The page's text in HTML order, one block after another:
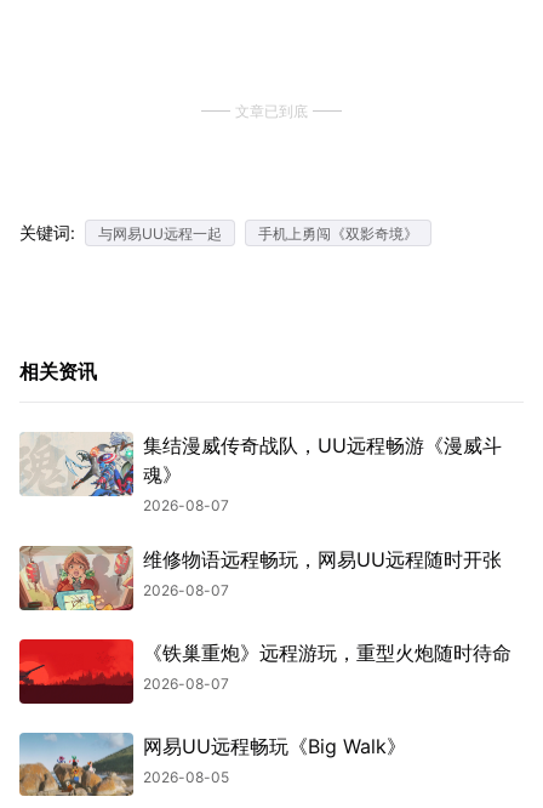
文章已到底
关键词: 与网易UU远程一起 手机上勇闯《双影奇境》
相关资讯
集结漫威传奇战队，UU远程畅游《漫威斗
魂》
2026-08-07
维修物语远程畅玩，网易UU远程随时开张
2026-08-07
《铁巢重炮》远程游玩，重型火炮随时待命
2026-08-07
网易UU远程畅玩《Big Walk》
2026-08-05